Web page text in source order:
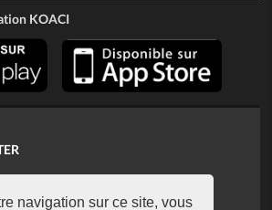
navigation sur ce site, vous
KOACI